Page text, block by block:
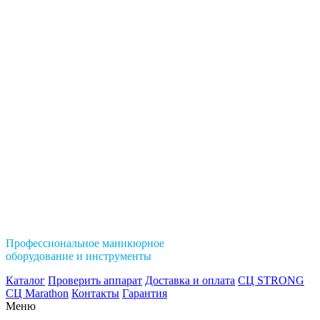
Профессиональное маникюрное
оборудование и инструменты
Каталог Проверить аппарат Доставка и оплата СЦ STRONG
СЦ Marathon Контакты Гарантия
Меню